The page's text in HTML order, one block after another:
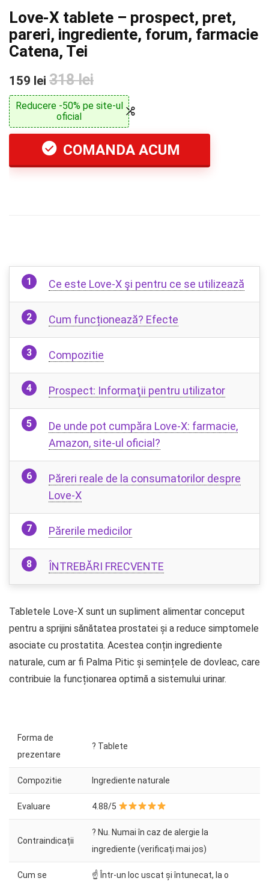
Love-X tablete – prospect, pret,
pareri, ingrediente, forum, farmacie
Catena, Tei
159 lei 318 lei
Reducere -50% pe site-ul
oficial
COMANDA ACUM
Ce este Love-X şi pentru ce se utilizează
Cum funcționează? Efecte
Compozitie
Prospect: Informaţii pentru utilizator
De unde pot cumpăra Love-X: farmacie,
Amazon, site-ul oficial?
Păreri reale de la consumatorilor despre
Love-X
Părerile medicilor
ÎNTREBĂRI FRECVENTE
Tabletele Love-X sunt un supliment alimentar conceput
pentru a sprijini sănătatea prostatei și a reduce simptomele
asociate cu prostatita. Acestea conțin ingrediente
naturale, cum ar fi Palma Pitic și semințele de dovleac, care
contribuie la funcționarea optimă a sistemului urinar.
Forma de
prezentare
? Tablete
Compozitie Ingrediente naturale
Evaluare 4.88/5
Contraindicații
? Nu. Numai în caz de alergie la
ingrediente (verificați mai jos)
Cum se
☝ Într-un loc uscat și întunecat, la o